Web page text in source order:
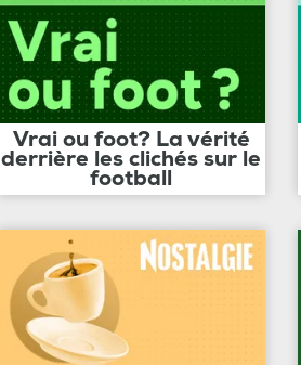
Vrai ou foot? La vérité
derrière les clichés sur le
football